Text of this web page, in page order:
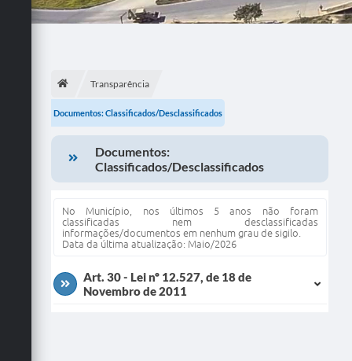
Transparência
Documentos: Classificados/Desclassificados
Documentos:
Classificados/Desclassificados
No Município, nos últimos 5 anos não foram
classificadas nem desclassificadas
informações/documentos em nenhum grau de sigilo.
Data da última atualização: Maio/2026
Art. 30 - Lei nº 12.527, de 18 de
Novembro de 2011